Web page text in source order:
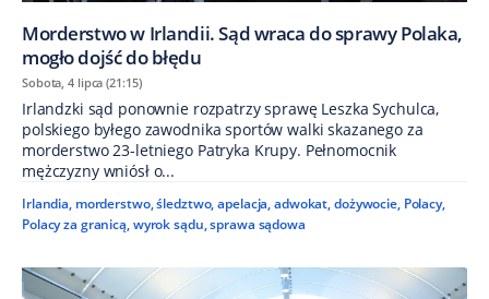
Morderstwo w Irlandii. Sąd wraca do sprawy Polaka,
mogło dojść do błędu
Sobota, 4 lipca (21:15)
Irlandzki sąd ponownie rozpatrzy sprawę Leszka Sychulca,
polskiego byłego zawodnika sportów walki skazanego za
morderstwo 23-letniego Patryka Krupy. Pełnomocnik
mężczyzny wniósł o...
Irlandia, morderstwo,śledztwo,apelacja,adwokat,dożywocie, Polacy,
Polacy za granicą,wyrok sądu,sprawa sądowa